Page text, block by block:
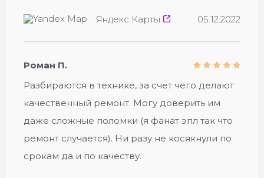
Яндекс Карты 05.12.2022
Роман П.
Разбираются в технике, за счет чего делают
качественный ремонт. Могу доверить им
даже сложные поломки (я фанат эпл так что
ремонт случается). Ни разу не косякнули по
срокам да и по качеству.